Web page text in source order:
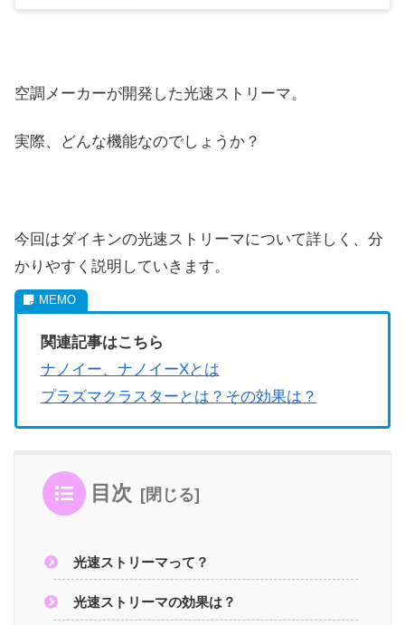
空調メーカーが開発した光速ストリーマ。
実際、どんな機能なのでしょうか？
今回はダイキンの光速ストリーマについて詳しく、分
かりやすく説明していきます。
関連記事はこちら
ナノイー、ナノイーXとは
プラズマクラスターとは？その効果は？
目次
光速ストリーマって？
光速ストリーマの効果は？